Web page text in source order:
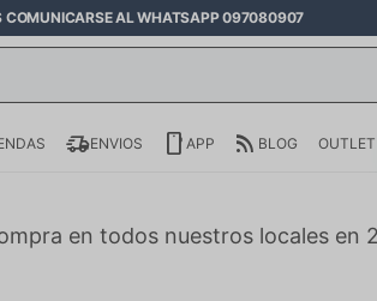
COMUNICARSE AL WHATSAPP 097080907
ENVIOS APP BLOG OUTLET
en todos nuestros locales en